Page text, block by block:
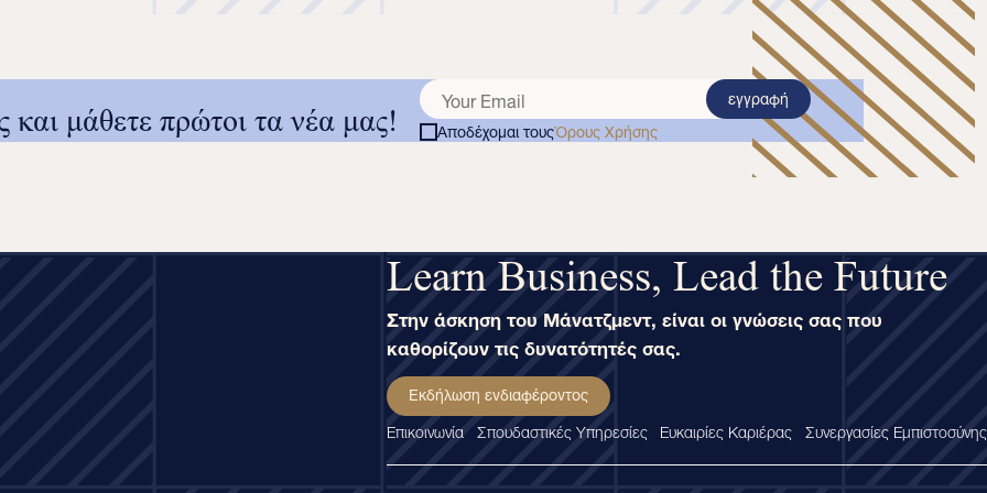
μάθετε πρώτοι τα νέα μας!
εγγραφή
Αποδέχομαι τουςΌρους Χρήσης
Learn Business, Lead the Future
Στην άσκηση του Μάνατζμεντ, είναι οι γνώσεις σας που
καθορίζουν τις δυνατότητές σας.
Εκδήλωση ενδιαφέροντος
Επικοινωνία Σπουδαστικές Υπηρεσίες Ευκαιρίες Καριέρας Συνεργασίες Εμπιστοσύνης